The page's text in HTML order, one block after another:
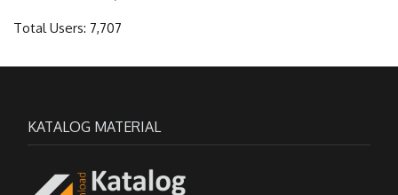
Total Users: 7,707
KATALOG MATERIAL